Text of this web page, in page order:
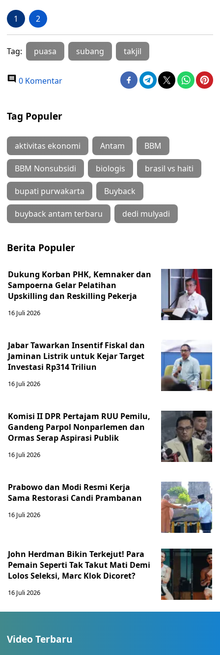
1 2
Tag: puasa subang takjil
0 Komentar
Tag Populer
aktivitas ekonomi Antam BBM
BBM Nonsubsidi biologis brasil vs haiti
bupati purwakarta Buyback
buyback antam terbaru dedi mulyadi
Berita Populer
Dukung Korban PHK, Kemnaker dan
Sampoerna Gelar Pelatihan
Upskilling dan Reskilling Pekerja
16 Juli 2026
Jabar Tawarkan Insentif Fiskal dan
Jaminan Listrik untuk Kejar Target
Investasi Rp314 Triliun
16 Juli 2026
Komisi II DPR Pertajam RUU Pemilu,
Gandeng Parpol Nonparlemen dan
Ormas Serap Aspirasi Publik
16 Juli 2026
Prabowo dan Modi Resmi Kerja
Sama Restorasi Candi Prambanan
16 Juli 2026
John Herdman Bikin Terkejut! Para
Pemain Seperti Tak Takut Mati Demi
Lolos Seleksi, Marc Klok Dicoret?
16 Juli 2026
Video Terbaru